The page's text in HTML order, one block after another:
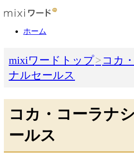
ホーム
mixiワードトップ
コカ
ナルセールス
コカ・コーラナ
ールス